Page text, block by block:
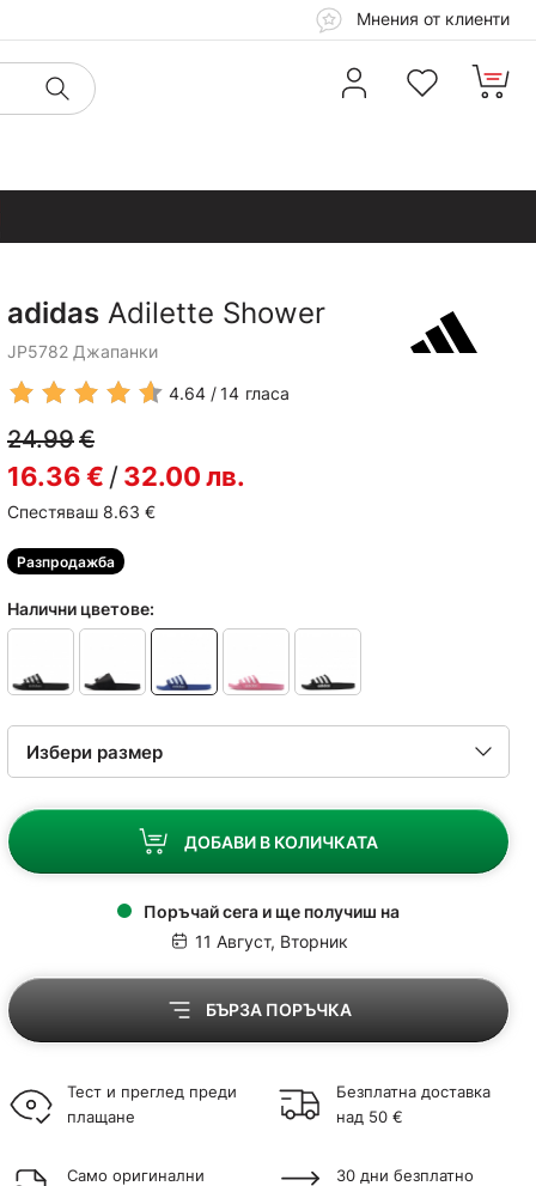
Мнения от клиенти
adidas Adilette Shower
JP5782 Джапанки
4.64 14 гласа
24.99€
16.36€ /32.00лв.
Спестяваш 8.63 €
Разпродажба
Налични цветове:
ДОБАВИ В КОЛИЧКАТА
Поръчай сега и ще получиш на
11 Август, Вторник
БЪРЗА ПОРЪЧКА
Тест и преглед преди
плащане
Безплатна доставка
над 50 €
Само оригинални
30 дни безплатно